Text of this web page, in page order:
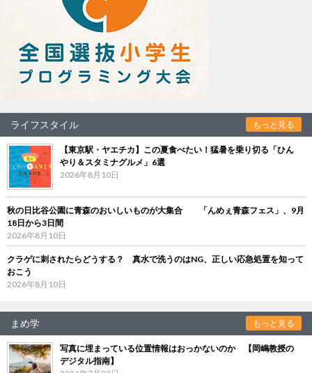
ライフスタイル もっと見る
【東京駅・ヤエチカ】この夏食べたい！猛暑を乗り切る「ひん
やり＆スタミナグルメ」6選
2026年8月10日
秋の日比谷公園に青森のおいしいものが大集合 「んめぇ青森フェス」、9月
18日から3日間
2026年8月10日
クラゲに刺されたらどうする？ 真水で洗うのはNG、正しい応急処置を知って
おこう
2026年8月10日
まめ学 もっと見る
写真に埋まっている位置情報はおっかないのか 【岡嶋教授の
デジタル指南】